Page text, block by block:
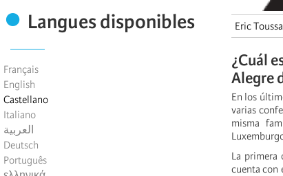
Langues disponibles
Français
English
Castellano
Italiano
العربية
Deutsch
Português
Eric
¿Cuál
Alegre
En los
varias
misma
La primera
cuenta con